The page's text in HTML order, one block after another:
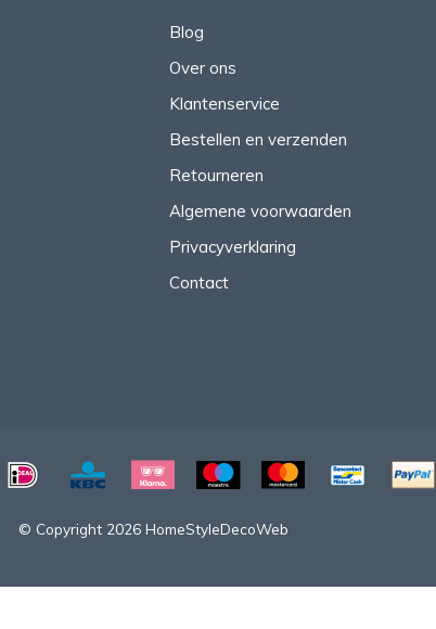
Blog
Over ons
Klantenservice
Bestellen en verzenden
Retourneren
Algemene voorwaarden
Privacyverklaring
Contact
© Copyright 2026 HomeStyleDecoWeb